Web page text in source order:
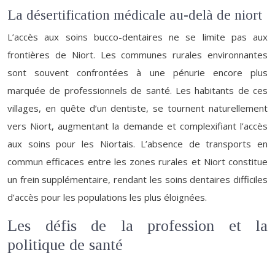
La désertification médicale au-delà de niort
L’accès aux soins bucco-dentaires ne se limite pas aux
frontières de Niort. Les communes rurales environnantes
sont souvent confrontées à une pénurie encore plus
marquée de professionnels de santé. Les habitants de ces
villages, en quête d’un dentiste, se tournent naturellement
vers Niort, augmentant la demande et complexifiant l’accès
aux soins pour les Niortais. L’absence de transports en
commun efficaces entre les zones rurales et Niort constitue
un frein supplémentaire, rendant les soins dentaires difficiles
d’accès pour les populations les plus éloignées.
Les défis de la profession et la
politique de santé